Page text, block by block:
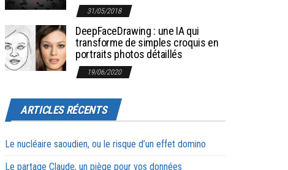
31/05/2018
DeepFaceDrawing : une IA qui
transforme de simples croquis en
portraits photos détaillés
19/06/2020
ARTICLES RÉCENTS
Le nucléaire saoudien, ou le risque d’un effet domino
Le partage Claude, un piège pour vos données